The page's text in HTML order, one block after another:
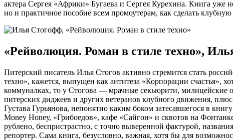
актера Сергея «Африки» Бугаева и Сергея Курехина. Книга уже
но и практичное пособие всем промоутерам, как сделать
«Рейволюция. Роман в стиле техно»,
Питерский писатель Илья Стогов активно стремится стать
техно», кажется, выпущен как антитеза «Корпорации
коммуналках, то у Стогова — мрачные секьюрити, милицейские
питерских диджеев и других ветеранов клубного движения,
Густава Гурьянова, непонятно каким боком затесавшегося в
Money Ноnеу, «Грибоедов», кафе «Сайгон» и сквотов на
рублено, беспристрастно, с точно выверенной фактурой,
репортер. Сама книга, безусловно, важная, хотя бы для